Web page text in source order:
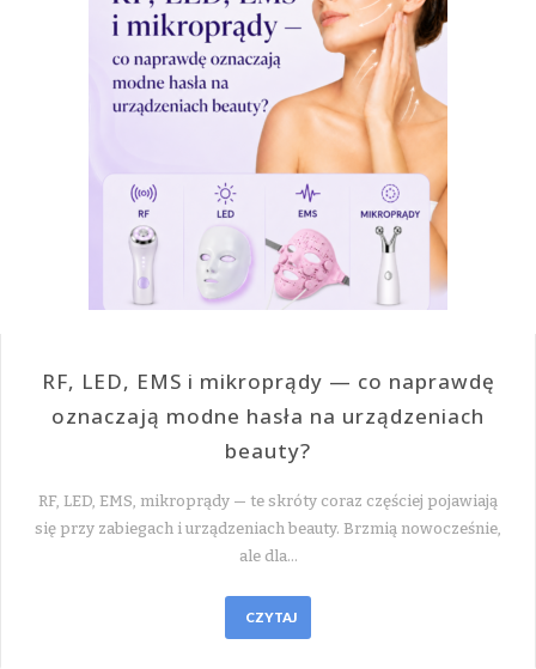
RF, LED, EMS i mikroprądy — co naprawdę
oznaczają modne hasła na urządzeniach
beauty?
RF, LED, EMS, mikroprądy — te skróty coraz częściej pojawiają
się przy zabiegach i urządzeniach beauty. Brzmią nowocześnie,
ale dla…
CZYTAJ